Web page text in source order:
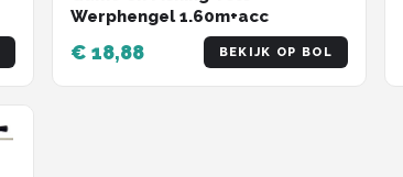
Werphengel 1.60m+acc
€ 18,88 BEKIJK OP BOL